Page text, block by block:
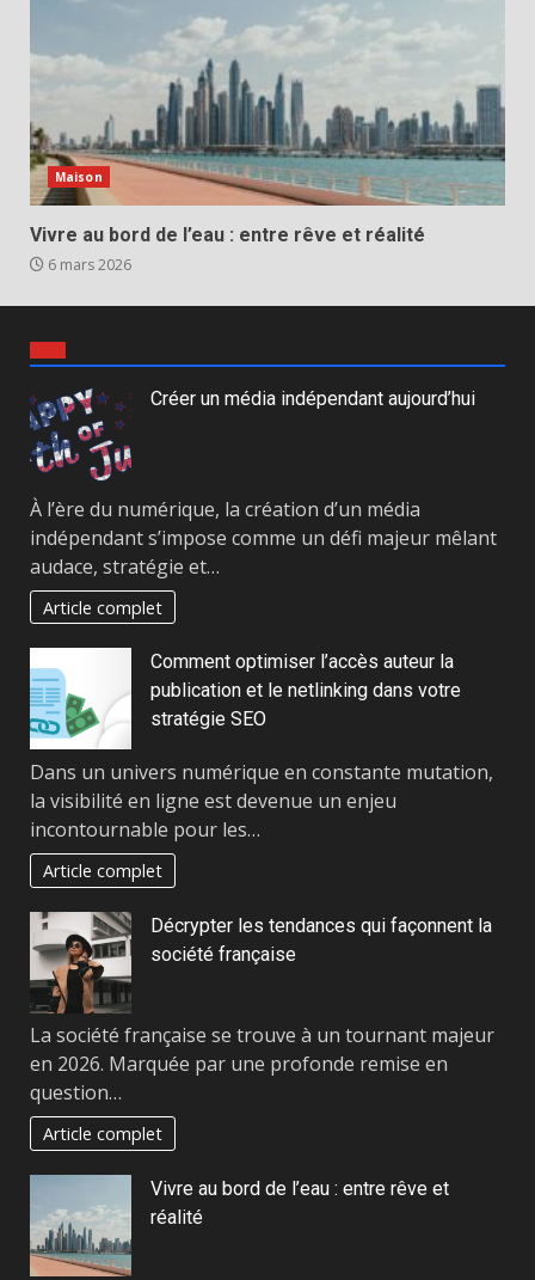
Maison
Vivre au bord de l’eau : entre rêve et réalité
6 mars 2026
Créer un média indépendant aujourd’hui
À l’ère du numérique, la création d’un média
indépendant s’impose comme un défi majeur mêlant
audace, stratégie et…
Article complet
Comment optimiser l’accès auteur la
publication et le netlinking dans votre
stratégie SEO
Dans un univers numérique en constante mutation,
la visibilité en ligne est devenue un enjeu
incontournable pour les…
Article complet
Décrypter les tendances qui façonnent la
société française
La société française se trouve à un tournant majeur
en 2026. Marquée par une profonde remise en
question…
Article complet
Vivre au bord de l’eau : entre rêve et
réalité